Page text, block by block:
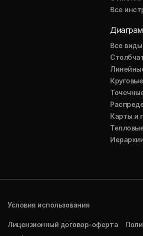
Все
Все
Карты и
Условия использования
Лицензионный договор-оферта